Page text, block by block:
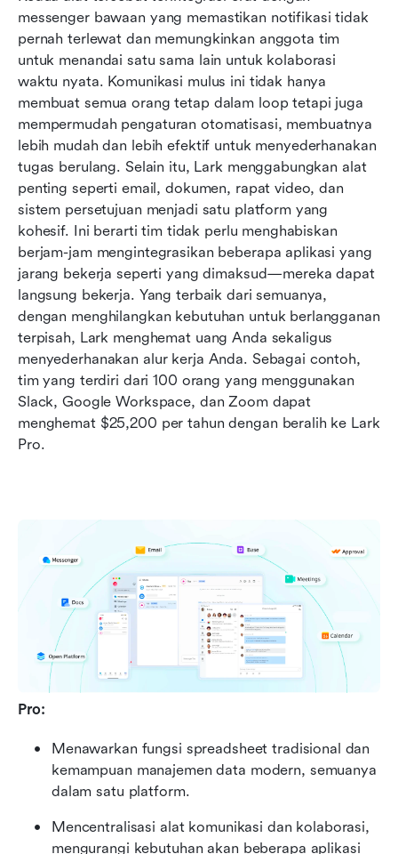
messenger bawaan yang memastikan notifikasi tidak
pernah terlewat dan memungkinkan anggota tim
untuk menandai satu sama lain untuk kolaborasi
waktu nyata. Komunikasi mulus ini tidak hanya
membuat semua orang tetap dalam loop tetapi juga
mempermudah pengaturan otomatisasi, membuatnya
lebih mudah dan lebih efektif untuk menyederhanakan
tugas berulang. Selain itu, Lark menggabungkan alat
penting seperti email, dokumen, rapat video, dan
sistem persetujuan menjadi satu platform yang
kohesif. Ini berarti tim tidak perlu menghabiskan
berjam-jam mengintegrasikan beberapa aplikasi yang
jarang bekerja seperti yang dimaksud—mereka dapat
langsung bekerja. Yang terbaik dari semuanya,
dengan menghilangkan kebutuhan untuk berlangganan
terpisah, Lark menghemat uang Anda sekaligus
menyederhanakan alur kerja Anda. Sebagai contoh,
tim yang terdiri dari 100 orang yang menggunakan
Slack, Google Workspace, dan Zoom dapat
menghemat $25,200 per tahun dengan beralih ke Lark
Pro.
Pro:
Menawarkan fungsi spreadsheet tradisional dan
kemampuan manajemen data modern, semuanya
dalam satu platform.
Mencentralisasi alat komunikasi dan kolaborasi,
mengurangi kebutuhan akan beberapa aplikasi